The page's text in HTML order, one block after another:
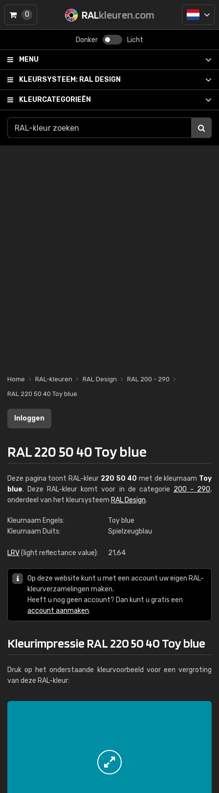
RALkleuren.com
Donker Licht
MENU
KLEURSYSTEEM: RAL DESIGN
KLEURCATEGORIEËN
0
Home RAL-kleuren RAL Design
RAL 200 - 290
RAL 220 50 40 Toy blue
Inloggen
RAL 220 50 40 Toy blue
Deze pagina toont RAL-kleur 220 50 40 met de kleurnaam Toy
blue. Deze RAL-kleur komt voor in de categorie 200 - 290,
onderdeel van het kleursysteem RAL Design.
Kleurnaam Engels:
Toy blue
Kleurnaam Duits:
Spielzeugblau
LRV(light reflectance value): 21,64
Op deze website kunt u met een account uw eigen RAL-
kleurverzamelingen maken.
Heeft u nog geen account? Dan kunt u gratis een
account aanmaken.
Kleurimpressie RAL 220 50 40 Toy blue
Druk op het onderstaande kleurvoorbeeld voor een vergroting
van deze RAL-kleur: